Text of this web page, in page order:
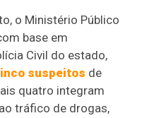
o Ministério Público
base em
Civil do estado,
suspeitos de
quatro integram
tráfico de drogas,